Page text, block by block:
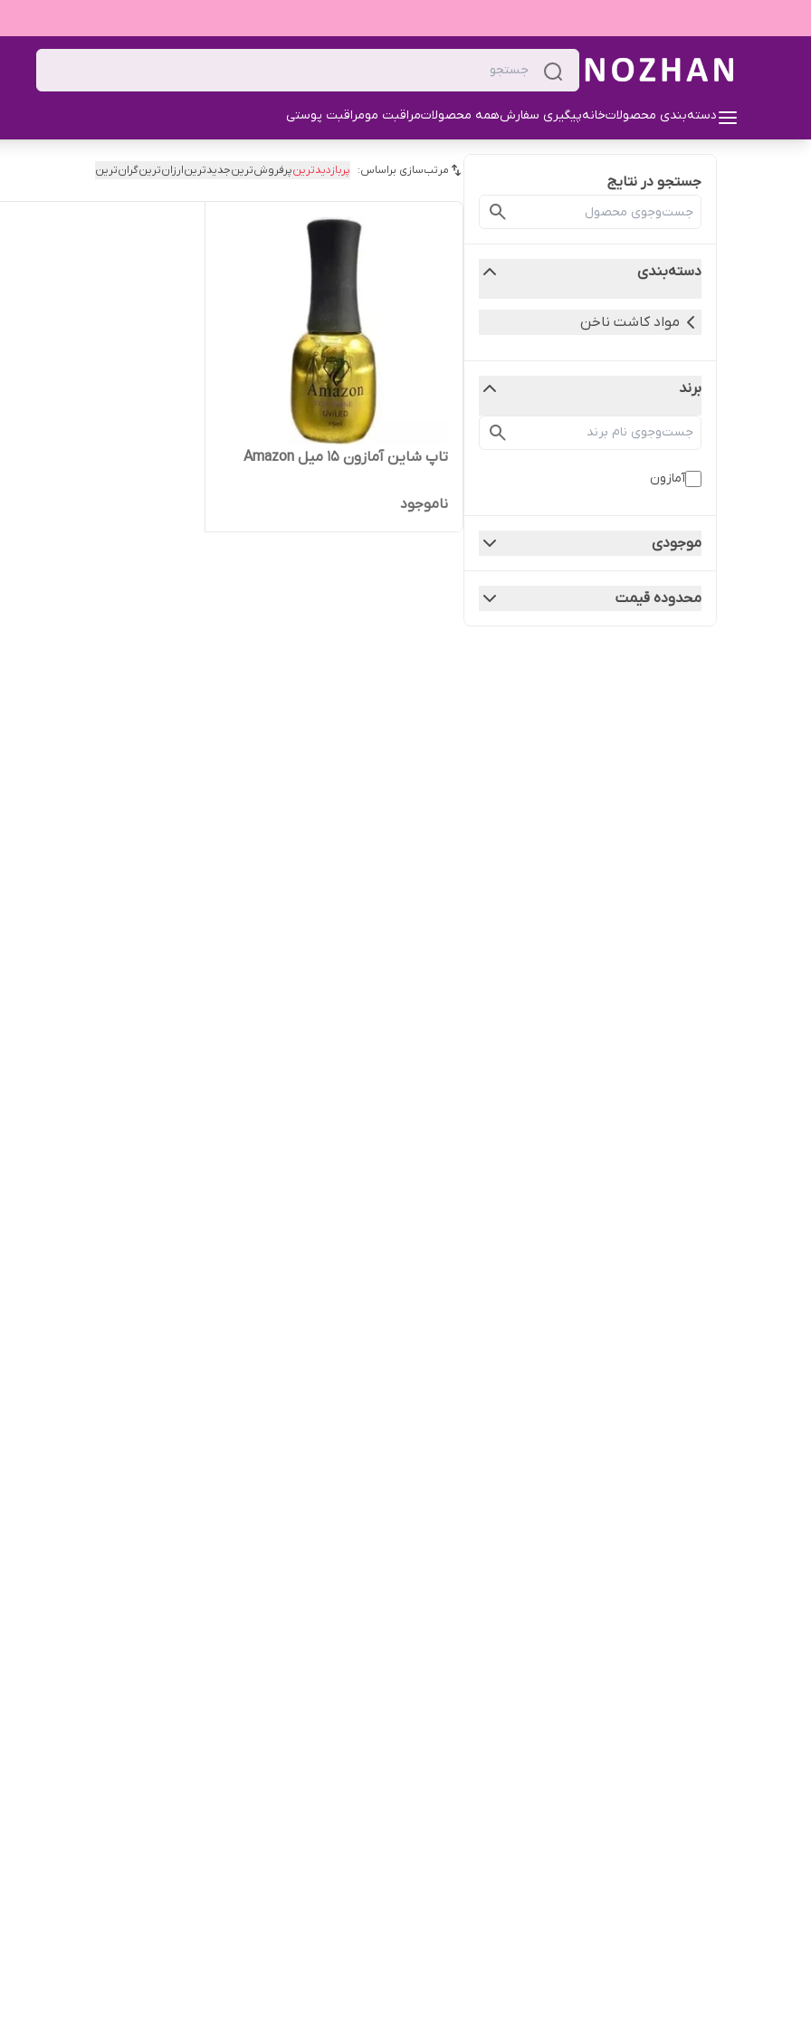
دسته‌بندی محصولاتخانهپیگیری سفارشهمه محصولاتمراقبت مومراقبت پوستی
جستجو در نتایج
دسته‌بندی
مواد کاشت ناخن
برند
آمازون
موجودی
محدوده قیمت
مرتب‌سازی براساس: پربازدیدترینپرفروش‌ترینجدیدترینارزان‌ترینگران‌ترین
تاپ شاین آمازون 15 میل Amazon
ناموجود